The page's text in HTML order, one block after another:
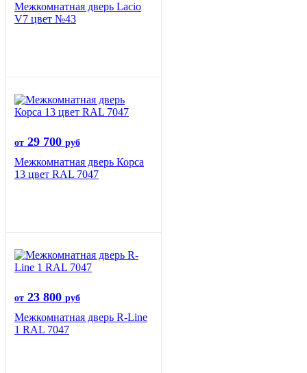
Межкомнатная дверь Lacio
V7 цвет №43
от 29 700 руб
Межкомнатная дверь Корса
13 цвет RAL 7047
от 23 800 руб
Межкомнатная дверь R-Line
1 RAL 7047